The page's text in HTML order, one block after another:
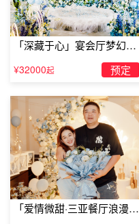
「深藏于心」宴会厅梦幻主
题求婚仪式
¥32000起 预定
「爱情微甜·三亚餐厅浪漫求